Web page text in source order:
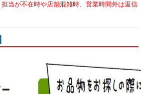
当が不在時や店舗混雑時、営業時間外は返信